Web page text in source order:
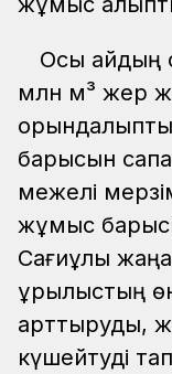
Осы айдың
млн м³ жер
барысын
межелі
жұмыс
Сағиұлы
құрылыстың
арттыруды,
күшейтуді